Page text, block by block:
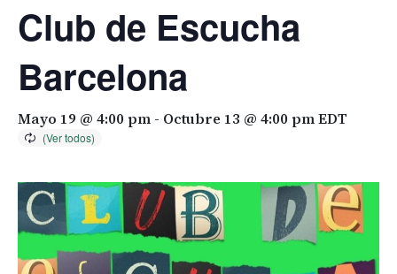
Club de Escucha
Barcelona
Mayo 19 @ 4:00 pm - Octubre 13 @ 4:00 pmEDT